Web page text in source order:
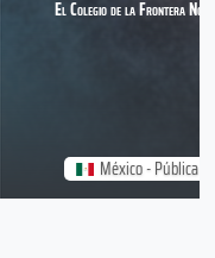
México - Pública
El Colegio de la Frontera